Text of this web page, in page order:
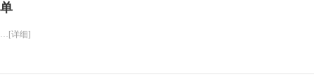
单
…[详细]